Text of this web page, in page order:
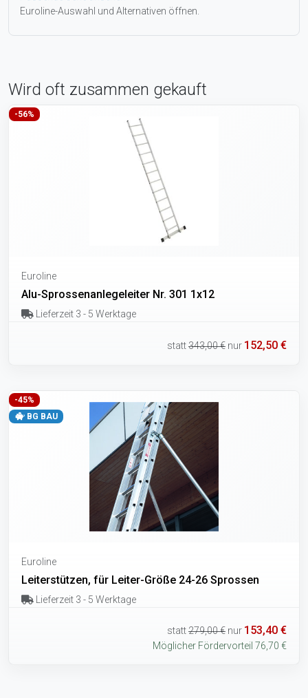
Euroline-Auswahl und Alternativen öffnen.
Wird oft zusammen gekauft
-56%
Euroline
Alu-Sprossenanlegeleiter Nr. 301 1x12
Lieferzeit 3 - 5 Werktage
statt343,00 € nur 152,50 €
-45%
BG BAU
Euroline
Leiterstützen, für Leiter-Größe 24-26 Sprossen
Lieferzeit 3 - 5 Werktage
statt279,00 € nur 153,40 €
Möglicher Fördervorteil 76,70 €